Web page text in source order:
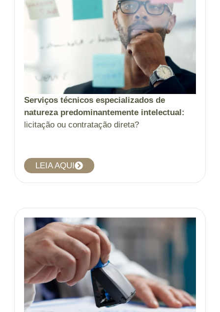
Serviços técnicos especializados de
natureza predominantemente intelectual:
licitação ou contratação direta?
LEIA AQUI